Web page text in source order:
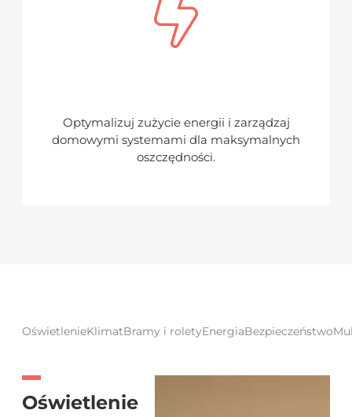
Optymalizuj zużycie energii i zarządzaj
domowymi systemami dla maksymalnych
oszczędności.
OświetlenieKlimatBramy i roletyEnergiaBezpieczeństwo
Oświetlenie